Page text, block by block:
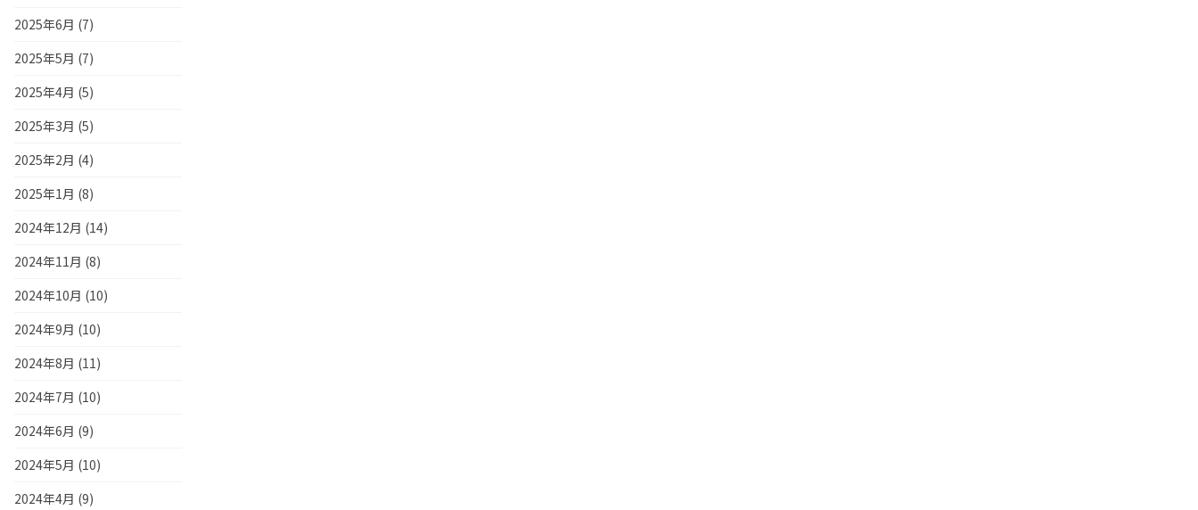
2025年6月 (7)
2025年5月 (7)
2025年4月 (5)
2025年3月 (5)
2025年2月 (4)
2025年1月 (8)
2024年12月 (14)
2024年11月 (8)
2024年10月 (10)
2024年9月 (10)
2024年8月 (11)
2024年7月 (10)
2024年6月 (9)
2024年5月 (10)
2024年4月 (9)